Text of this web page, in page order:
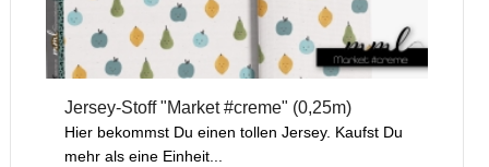
Jersey-Stoff "Market #creme" (0,25m)
Hier bekommst Du einen tollen Jersey. Kaufst Du
mehr als eine Einheit...